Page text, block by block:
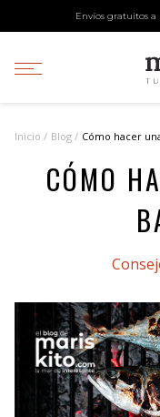
Envíos gratuitos
Inicio Blog Cómo hacer
CÓMO